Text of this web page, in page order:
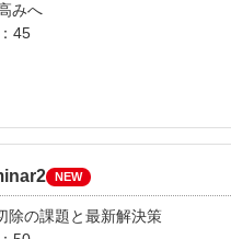
みへ
45
NEW
除の課題と最新解決策